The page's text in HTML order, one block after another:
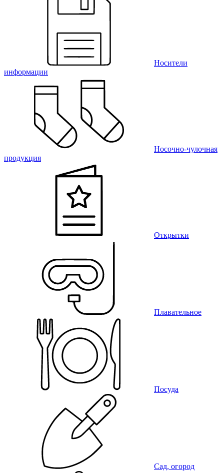
Носители
информации
Носочно-чулочная
продукция
Открытки
Плавательное
Посуда
Сад, огород